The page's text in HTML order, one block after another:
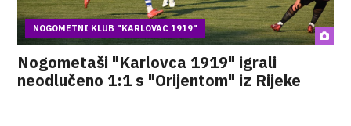
NOGOMETNI KLUB "KARLOVAC 1919"
Nogometaši "Karlovca 1919" igrali
neodlučeno 1:1 s "Orijentom" iz Rijeke